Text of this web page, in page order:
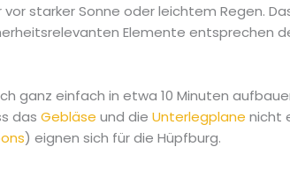
starker Sonne oder leichtem Regen.
Elemente entsprechen
ganz einfach in etwa 10 Minuten
dasGebläse und dieUnterlegplane nicht
) eignen sich für die Hüpfburg.